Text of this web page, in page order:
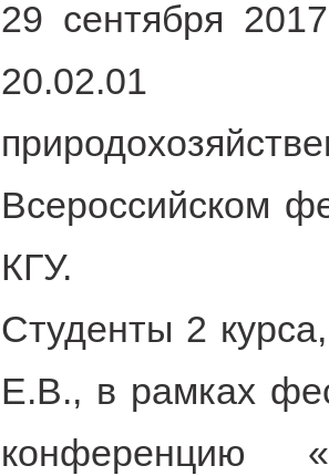
29 сентября
20.02.01
Всероссийском
КГУ.
Студенты 2
Е.В., в рамках
конференцию